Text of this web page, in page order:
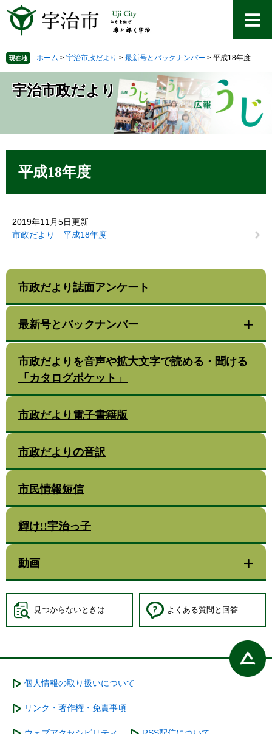
先を
文
現在地 ホーム > 宇治市政だより > 最新号とバックナンバー > 平成18年度
宇治市政だより
平成18年度
2019年11月5日更新
市政だより 平成18年度
市政だより誌面アンケート
最新号とバックナンバー
市政だよりを音声や拡大文字で読める・聞ける
「カタログポケット」
市政だより電子書籍版
市政だよりの音訳
市民情報短信
輝け!!宇治っ子
動画
見つからないときは よくある質問と回答
個人情報の取り扱いについて
リンク・著作権・免責事項